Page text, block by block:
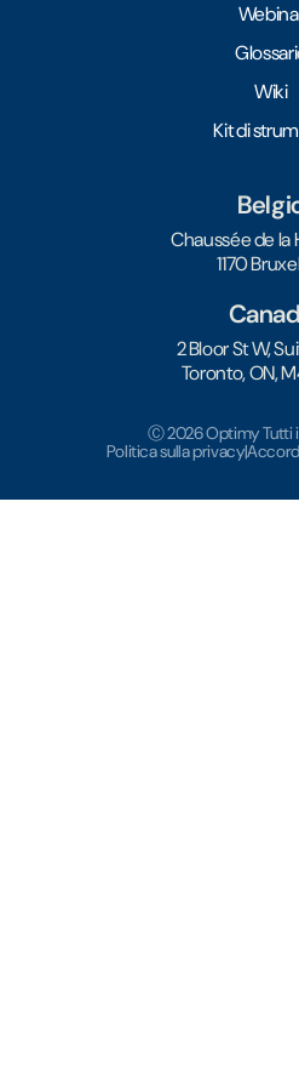
Wiki
Kit di
Chaussée de la
1170
2 Bloor St W,
Toronto, ON,
Ⓒ 2026 Optimy Tutti
Politica sulla privacy|